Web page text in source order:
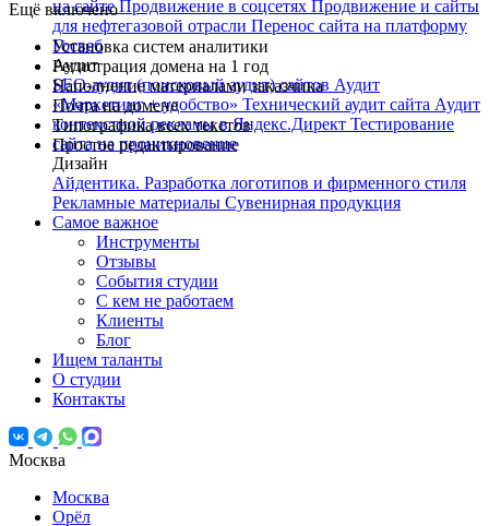
на сайтеПродвижение в соцсетях Продвижение и сайты
для нефтегазовой отрасли Перенос сайта на платформу
Госвеб
Аудит
SEO-аудит (поисковый аудит) сайтов Аудит
«Маркетинг + удобство» Технический аудит сайта Аудит
контекстной рекламы в Яндекс.Директ Тестирование
сайта на проникновение
Дизайн
Айдентика. Разработка логотипов и фирменного стиля
Рекламные материалы Сувенирная продукция
Самое важное
Инструменты
Отзывы
События студии
С кем не работаем
Клиенты
Блог
Ищем таланты
О студии
Контакты
Москва
Москва
Орёл
Ещё включено
Установка систем аналитики
Регистрация домена на 1 год
Наполнение материалами заказчика
Почта на домене
Типографика всех текстов
Простое редактирование